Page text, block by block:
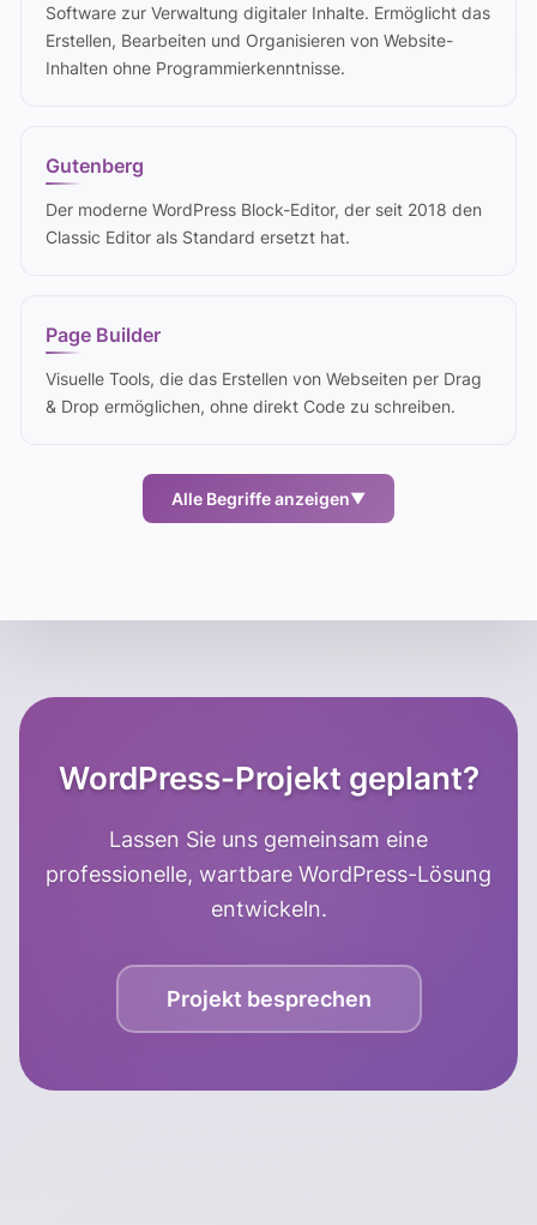
Software zur Verwaltung digitaler Inhalte. Ermöglicht das
Erstellen, Bearbeiten und Organisieren von Website-
Inhalten ohne Programmierkenntnisse.
Gutenberg
Der moderne WordPress Block-Editor, der seit 2018 den
Classic Editor als Standard ersetzt hat.
Page Builder
Visuelle Tools, die das Erstellen von Webseiten per Drag
& Drop ermöglichen, ohne direkt Code zu schreiben.
Alle Begriffe anzeigen▼
WordPress-Projekt geplant?
Lassen Sie uns gemeinsam eine
professionelle, wartbare WordPress-Lösung
entwickeln.
Projekt besprechen